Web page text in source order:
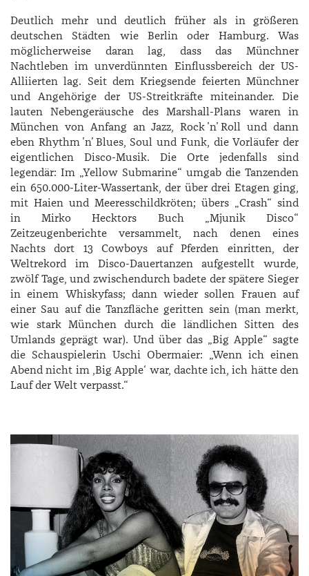
Deutlich mehr und deutlich früher als in größeren
deutschen Städten wie Berlin oder Hamburg. Was
möglicherweise daran lag, dass das Münchner
Nachtleben im unverdünnten Einflussbereich der US-
Alliierten lag. Seit dem Kriegsende feierten Münchner
und Angehörige der US-Streitkräfte miteinander. Die
lauten Nebengeräusche des Marshall-­Plans waren in
München von Anfang an Jazz, Rock ’n’ Roll und dann
eben Rhythm ’n’ Blues, Soul und Funk, die Vorläufer der
eigentlichen Disco-­Musik. Die Orte jedenfalls sind
legendär: Im „­Yellow Sub­marine“ umgab die Tanzenden
ein 650.000-Liter-Wassertank, der über drei Etagen ging,
mit Haien und Meeresschildkröten; übers „Crash“ sind
in ­Mirko ­Hecktors Buch „Mjunik Disco“
Zeitzeugenberichte versammelt, nach denen eines
Nachts dort 13 Cowboys auf Pferden einritten, der
Weltrekord im Disco-Dauertanzen aufgestellt wurde,
zwölf Tage, und zwischendurch badete der spätere Sieger
in einem Whiskyfass; dann wieder sollen Frauen auf
einer Sau auf die Tanzfläche geritten sein (man merkt,
wie stark München durch die ländlichen Sitten des
Umlands geprägt war). Und über das „Big Apple“ sagte
die Schauspielerin ­Uschi Obermaier: „Wenn ich einen
Abend nicht im ,Big Apple‘ war, dachte ich, ich hätte den
Lauf der Welt verpasst.“